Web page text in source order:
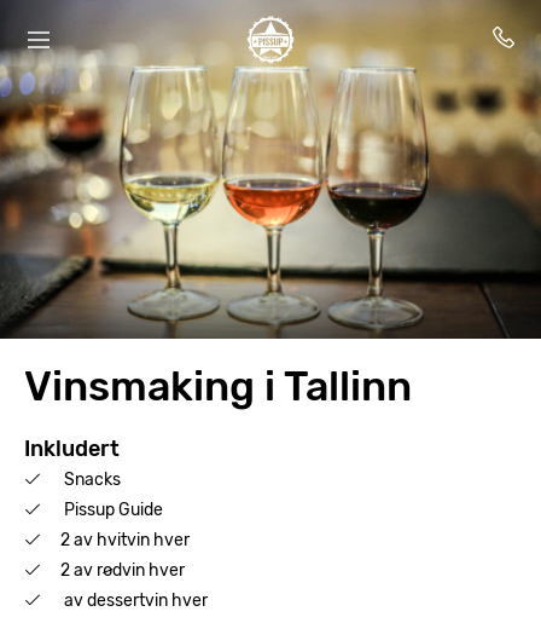
Vinsmaking i Tallinn
Inkludert
Snacks
Pissup Guide
2 av hvitvin hver
2 av rødvin hver
av dessertvin hver